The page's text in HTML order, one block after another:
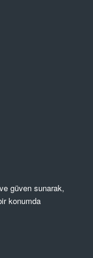
güven sunarak,
konumda